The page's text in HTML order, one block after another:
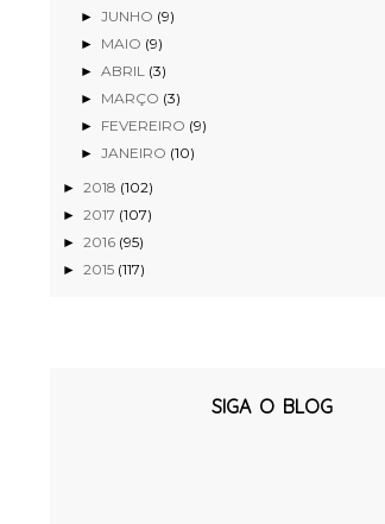
► JUNHO (9)
► MAIO (9)
► ABRIL (3)
► MARÇO (3)
► FEVEREIRO (9)
► JANEIRO (10)
►2018 (102)
►2017 (107)
►2016 (95)
►2015 (117)
SIGA O BLOG